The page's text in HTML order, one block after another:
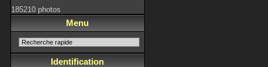
185210 photos
Menu
Identification